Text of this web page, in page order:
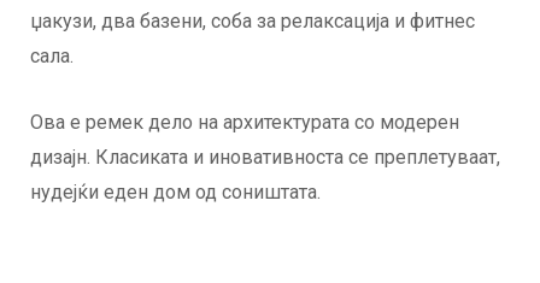
џакузи, два базени, соба за релаксација и фитнес
сала.
Ова е ремек дело на архитектурата со модерен
дизајн. Класиката и иновативноста се преплетуваат,
нудејќи еден дом од соништата.